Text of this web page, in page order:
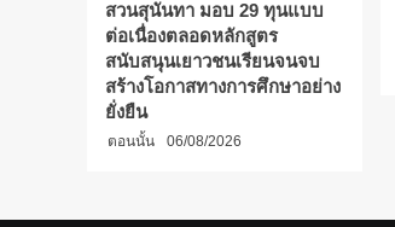
สวนสุนันทา มอบ 29 ทุนแบบ
ต่อเนื่องตลอดหลักสูตร
สนับสนุนเยาวชนเรียนจนจบ
สร้างโอกาสทางการศึกษาอย่าง
ยั่งยืน
ตอนนั้น 06/08/2026